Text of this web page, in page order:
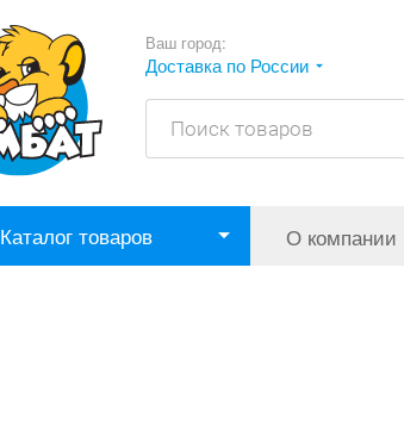
Ваш город:
Доставка по России
Каталог товаров О компании